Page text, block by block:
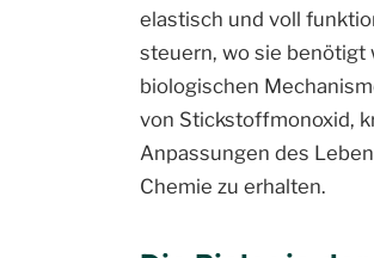
elastisch und voll
steuern, wo sie benötigt
biologischen
von Stickstoffmonoxid,
Anpassungen des
Chemie zu erhalten.